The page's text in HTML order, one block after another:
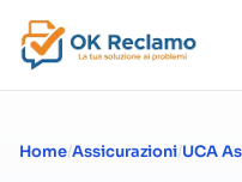
Home Assicurazioni UCA